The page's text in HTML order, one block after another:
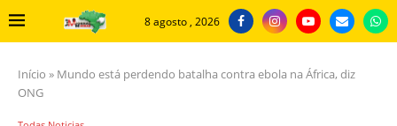
8 agosto , 2026
Início » Mundo está perdendo batalha contra ebola na África, diz
ONG